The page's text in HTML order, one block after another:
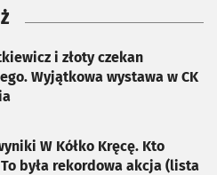
i złoty czekan
Wyjątkowa wystawa w CK
W Kółko Kręcę. Kto
To była rekordowa akcja (lista